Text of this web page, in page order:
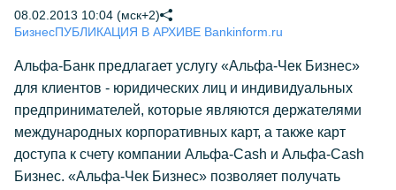
08.02.2013 10:04 (мск+2)
БизнесПУБЛИКАЦИЯ В АРХИВЕ Bankinform.ru
Альфа-Банк предлагает услугу «Альфа-Чек Бизнес»
для клиентов - юридических лиц и индивидуальных
предпринимателей, которые являются держателями
международных корпоративных карт, а также карт
доступа к счету компании Альфа-Cash и Альфа-Cash
Бизнес. «Альфа-Чек Бизнес» позволяет получать